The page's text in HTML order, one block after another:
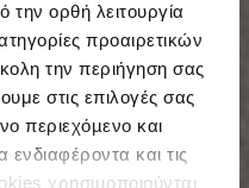
ορθή λειτουργία
προαιρετικών
την περιήγηση σας
στις επιλογές σας
περιεχόµενο και
ενδιαφέροντα και τις
χρησιµοποιούνται